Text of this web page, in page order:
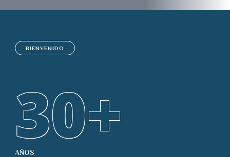
BIENVENIDO
30+
AÑOS